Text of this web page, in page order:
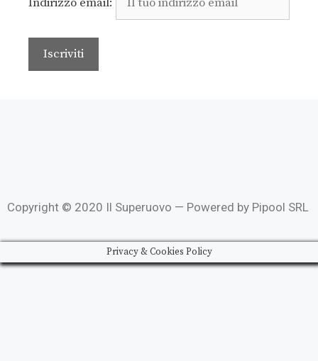
Copyright © 2020 Il Superuovo — Powered by Pipool SRL
Privacy & Cookies Policy